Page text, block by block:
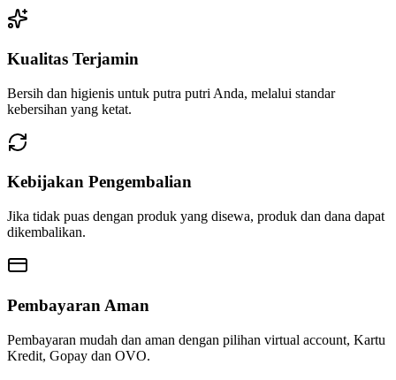
Kualitas Terjamin
Bersih dan higienis untuk putra putri Anda, melalui standar
kebersihan yang ketat.
Kebijakan Pengembalian
Jika tidak puas dengan produk yang disewa, produk dan dana dapat
dikembalikan.
Pembayaran Aman
Pembayaran mudah dan aman dengan pilihan virtual account, Kartu
Kredit, Gopay dan OVO.